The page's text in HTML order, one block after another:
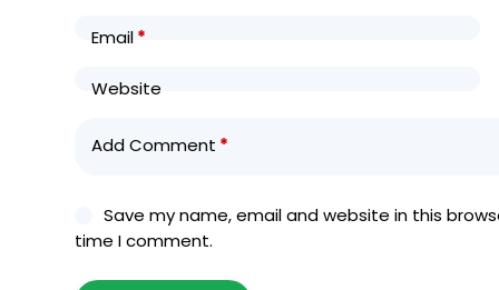
Email*
Website
Add Comment *
Save my name, email and website in this
time I comment.